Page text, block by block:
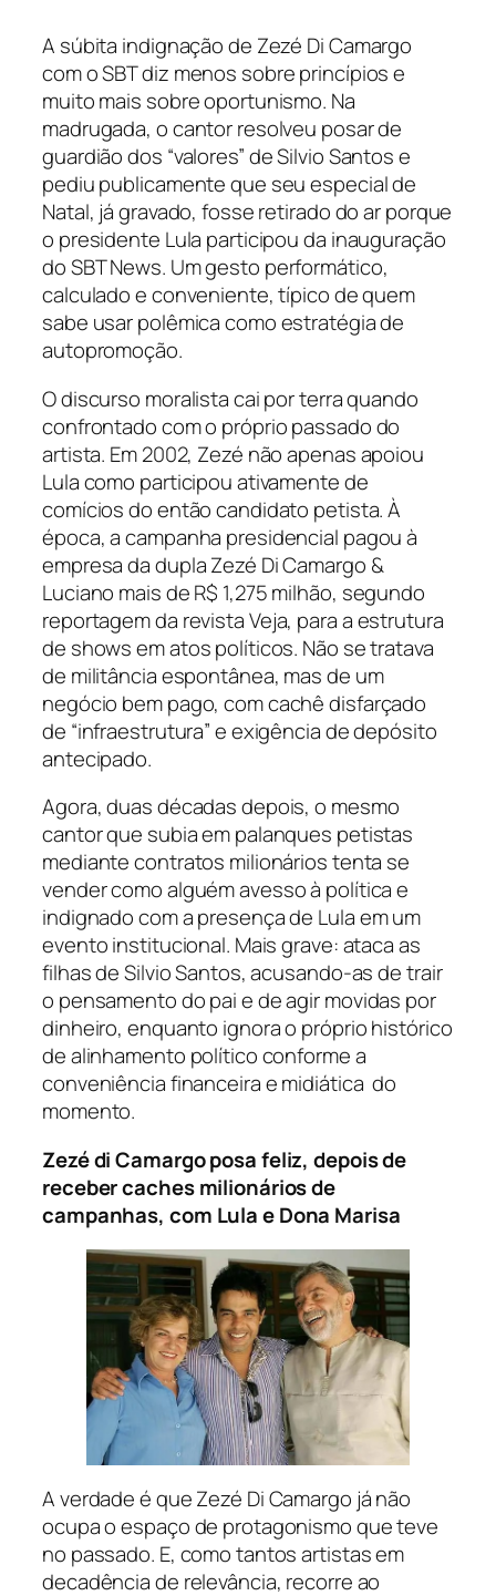
A súbita indignação de Zezé Di Camargo
com o SBT diz menos sobre princípios e
muito mais sobre oportunismo. Na
madrugada, o cantor resolveu posar de
guardião dos “valores” de Silvio Santos e
pediu publicamente que seu especial de
Natal, já gravado, fosse retirado do ar porque
o presidente Lula participou da inauguração
do SBT News. Um gesto performático,
calculado e conveniente, típico de quem
sabe usar polêmica como estratégia de
autopromoção.
O discurso moralista cai por terra quando
confrontado com o próprio passado do
artista. Em 2002, Zezé não apenas apoiou
Lula como participou ativamente de
comícios do então candidato petista. À
época, a campanha presidencial pagou à
empresa da dupla Zezé Di Camargo &
Luciano mais de R$ 1,275 milhão, segundo
reportagem da revistaVeja, para a estrutura
de shows em atos políticos. Não se tratava
de militância espontânea, mas de um
negócio bem pago, com cachê disfarçado
de “infraestrutura” e exigência de depósito
antecipado.
Agora, duas décadas depois, o mesmo
cantor que subia em palanques petistas
mediante contratos milionários tenta se
vender como alguém avesso à política e
indignado com a presença de Lula em um
evento institucional. Mais grave: ataca as
filhas de Silvio Santos, acusando-as de trair
o pensamento do pai e de agir movidas por
dinheiro, enquanto ignora o próprio histórico
de alinhamento político conforme a
conveniência financeira e midiática do
momento.
Zezé di Camargo posa feliz, depois de
receber caches milionários de
campanhas, com Lula e Dona Marisa
A verdade é que Zezé Di Camargo já não
ocupa o espaço de protagonismo que teve
no passado. E, como tantos artistas em
decadência de relevância, recorre ao